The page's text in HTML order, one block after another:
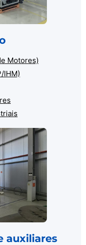
Motores)
IHM)
auxiliares